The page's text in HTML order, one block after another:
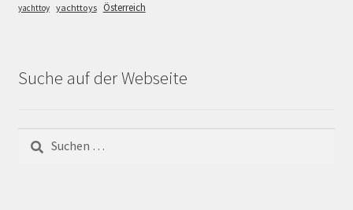
yachttoy yachttoys Österreich
Suche auf der Webseite
nach: